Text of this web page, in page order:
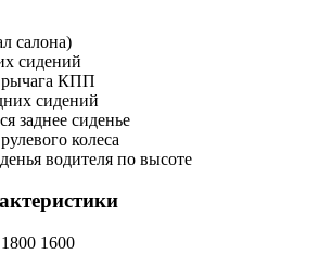
салона)
сидений
рычага КПП
сидений
заднее сиденье
колеса
водителя по высоте
1800 1600